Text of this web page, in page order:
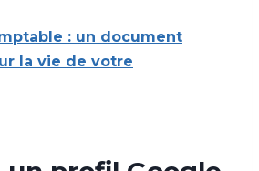
: un document
la vie de votre